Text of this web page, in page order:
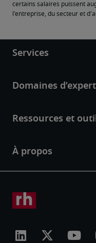
certains salaires puissent
l'entreprise, du secteur et